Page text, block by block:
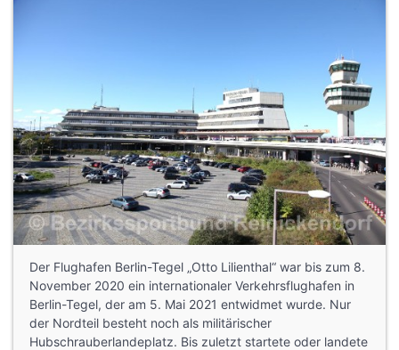
Der Flughafen Berlin-Tegel „Otto Lilienthal“ war bis zum 8.
November 2020 ein internationaler Verkehrsflughafen in
Berlin-Tegel, der am 5. Mai 2021 entwidmet wurde. Nur
der Nordteil besteht noch als militärischer
Hubschrauberlandeplatz. Bis zuletzt startete oder landete